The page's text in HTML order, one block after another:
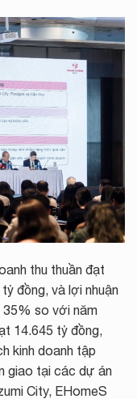
thu thuần đạt
đồng, và lợi nhuận
so với năm
14.645 tỷ đồng,
kinh doanh tập
giao tại các dự án
City, EHomeS